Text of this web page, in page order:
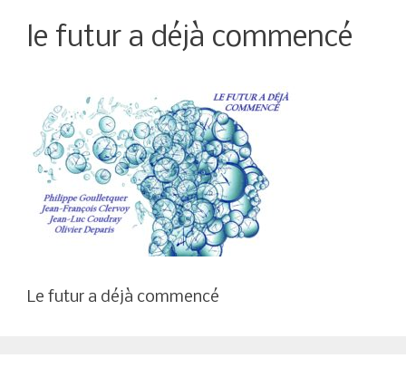
le futur a déjà commencé
Le futur a déjà commencé